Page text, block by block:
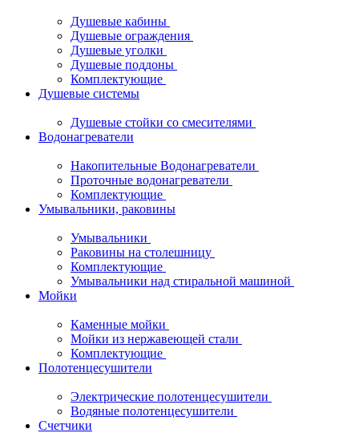
Душевые кабины
Душевые ограждения
Душевые уголки
Душевые поддоны
Комплектующие
Душевые системы
Душевые стойки со смесителями
Водонагреватели
Накопительные Водонагреватели
Проточные водонагреватели
Комплектующие
Умывальники, раковины
Умывальники
Раковины на столешницу
Комплектующие
Умывальники над стиральной машиной
Мойки
Каменные мойки
Мойки из нержавеющей стали
Комплектующие
Полотенцесушители
Электрические полотенцесушители
Водяные полотенцесушители
Счетчики